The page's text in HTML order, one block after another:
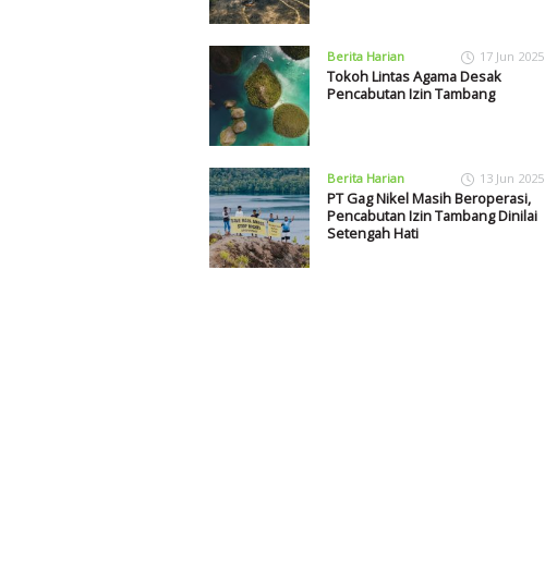
Berita Harian 17 Jun 2025
Tokoh Lintas Agama Desak
Pencabutan Izin Tambang
Berita Harian 13 Jun 2025
PT Gag Nikel Masih Beroperasi,
Pencabutan Izin Tambang Dinilai
Setengah Hati